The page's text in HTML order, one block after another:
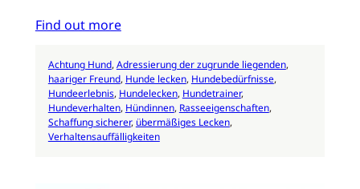
Find out more
Achtung Hund, Adressierung der zugrunde liegenden
haariger Freund, Hunde lecken, Hundebedürfnisse
Hundeerlebnis, Hundelecken, Hundetrainer
Hundeverhalten, Hündinnen, Rasseeigenschaften
Schaffung sicherer, übermäßiges Lecken
Verhaltensauffälligkeiten